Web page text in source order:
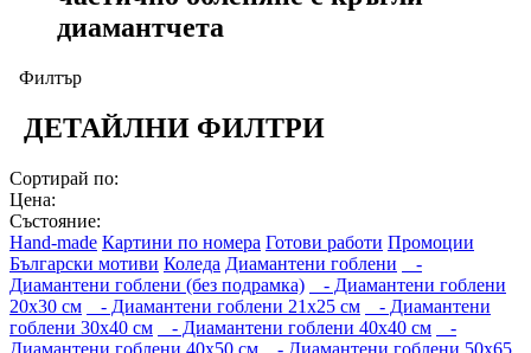
диамантчета
Филтър
ДЕТАЙЛНИ ФИЛТРИ
Сортирай по:
Цена:
Състояние:
Hand-made Картини по номера Готови работи Промоции
Български мотиви Коледа Диамантени гоблени
-
Диамантени гоблени (без подрамка)
- Диамантени гоблени
20x30 см
- Диамантени гоблени 21x25 см
- Диамантени
гоблени 30x40 см
- Диамантени гоблени 40x40 см
-
Диамантени гоблени 40x50 см
- Диамантени гоблени 50x65